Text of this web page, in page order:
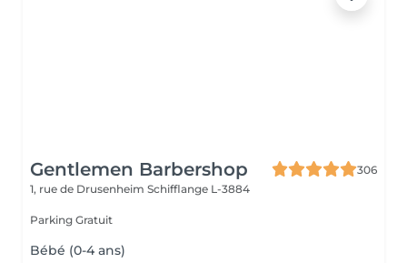
Gentlemen Barbershop
306
1, rue de Drusenheim Schifflange L-3884
Parking Gratuit
Bébé (0-4 ans)